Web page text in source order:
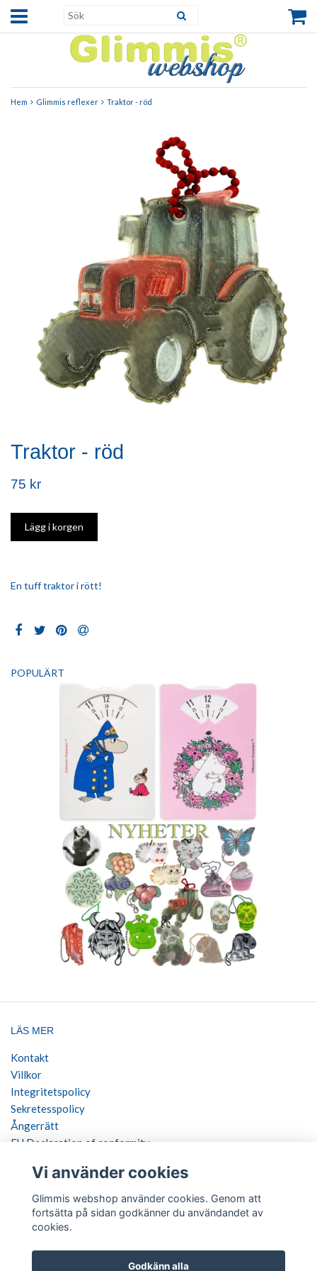
Hem Glimmis reflexer Traktor - röd
Traktor - röd
75 kr
En tuff traktor i rött!
POPULÄRT
LÄS MER
Kontakt
Villkor
Integritetspolicy
Sekretesspolicy
Ångerrätt
EU Declaration of conformity
SOCIALA MEDIER
BETALSÄTT
Vi använder cookies
Glimmis webshop använder cookies. Genom att
fortsätta på sidan godkänner du användandet av
cookies.
Godkänn alla